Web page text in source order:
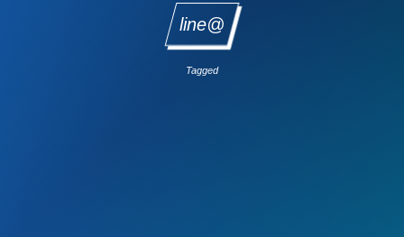
line@
Tagged